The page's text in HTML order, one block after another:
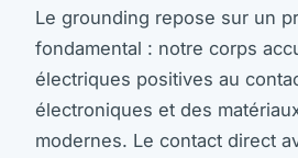
Le grounding repose sur un
fondamental : notre corps
électriques positives au
électroniques et des
modernes. Le contact direct